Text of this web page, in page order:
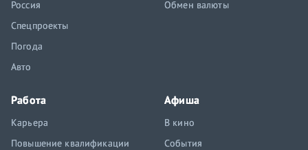
Россия
Спецпроекты
Погода
Авто
Обмен валюты
Работа
Карьера
Повышение квалификации
Афиша
В кино
События